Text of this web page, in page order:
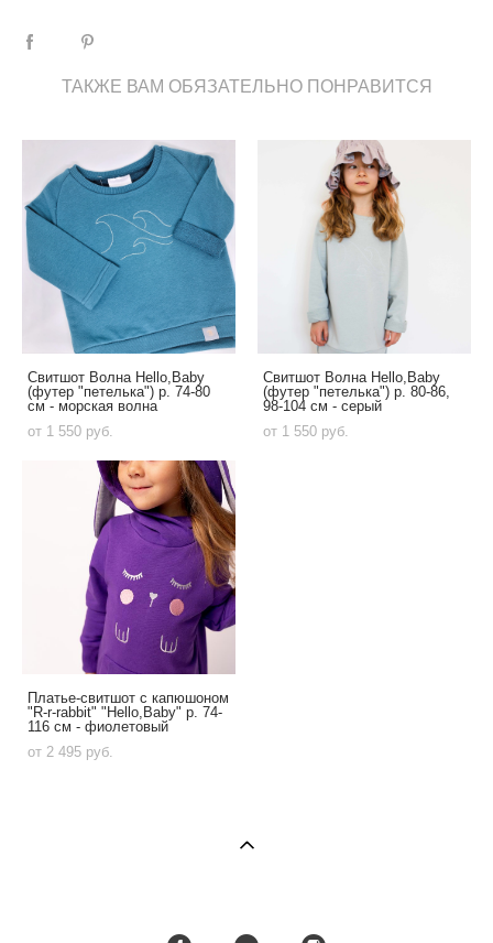
ТАКЖЕ ВАМ ОБЯЗАТЕЛЬНО ПОНРАВИТСЯ
Свитшот Волна Hello,Baby
(футер "петелька") р. 74-80
см - морская волна
от 1 550 pуб.
Свитшот Волна Hello,Baby
(футер "петелька") р. 80-86,
98-104 см - серый
от 1 550 pуб.
Платье-свитшот с капюшоном
"R-r-rabbit" "Hello,Baby" р. 74-
116 см - фиолетовый
от 2 495 pуб.